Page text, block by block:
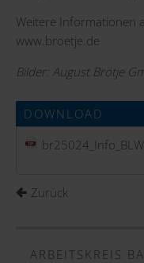
Weitere Informationen
www.broetje.de
Bilder: August Brötje
DOWNLOAD
Zurück
ARBEITSKREIS